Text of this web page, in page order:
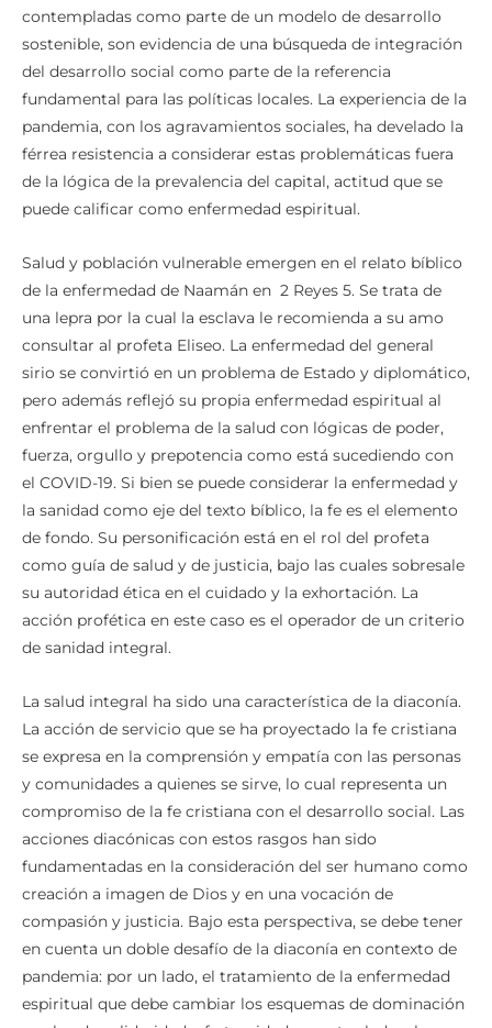
contempladas como parte de un modelo de desarrollo
sostenible, son evidencia de una búsqueda de integración
del desarrollo social como parte de la referencia
fundamental para las políticas locales. La experiencia de la
pandemia, con los agravamientos sociales, ha develado la
férrea resistencia a considerar estas problemáticas fuera
de la lógica de la prevalencia del capital, actitud que se
puede calificar como enfermedad espiritual.
Salud y población vulnerable emergen en el relato bíblico
de la enfermedad de Naamán en 2 Reyes 5. Se trata de
una lepra por la cual la esclava le recomienda a su amo
consultar al profeta Eliseo. La enfermedad del general
sirio se convirtió en un problema de Estado y diplomático,
pero además reflejó su propia enfermedad espiritual al
enfrentar el problema de la salud con lógicas de poder,
fuerza, orgullo y prepotencia como está sucediendo con
el COVID-19. Si bien se puede considerar la enfermedad y
la sanidad como eje del texto bíblico, la fe es el elemento
de fondo. Su personificación está en el rol del profeta
como guía de salud y de justicia, bajo las cuales sobresale
su autoridad ética en el cuidado y la exhortación. La
acción profética en este caso es el operador de un criterio
de sanidad integral.
La salud integral ha sido una característica de la diaconía.
La acción de servicio que se ha proyectado la fe cristiana
se expresa en la comprensión y empatía con las personas
y comunidades a quienes se sirve, lo cual representa un
compromiso de la fe cristiana con el desarrollo social. Las
acciones diacónicas con estos rasgos han sido
fundamentadas en la consideración del ser humano como
creación a imagen de Dios y en una vocación de
compasión y justicia. Bajo esta perspectiva, se debe tener
en cuenta un doble desafío de la diaconía en contexto de
pandemia: por un lado, el tratamiento de la enfermedad
espiritual que debe cambiar los esquemas de dominación